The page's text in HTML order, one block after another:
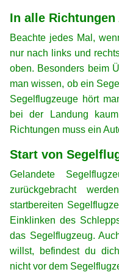
In alle
Beachte jedes Mal,
nur nach links und
oben. Besonders beim
man wissen, ob ein
Segelflugzeuge hört
bei der Landung
Richtungen muss ein
Start von
Gelandete
zurückgebracht
startbereiten
Einklinken des
das Segelflugzeug.
willst, befindest du
nicht vor dem